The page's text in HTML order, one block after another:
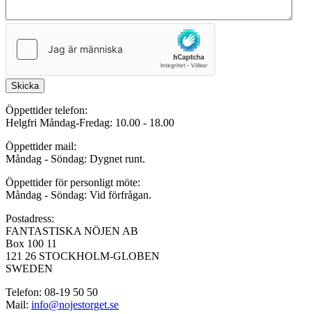
Skicka
Öppettider telefon:
Helgfri Måndag-Fredag: 10.00 - 18.00
Öppettider mail:
Måndag - Söndag: Dygnet runt.
Öppettider för personligt möte:
Måndag - Söndag: Vid förfrågan.
Postadress:
FANTASTISKA NÖJEN AB
Box 100 11
121 26 STOCKHOLM-GLOBEN
SWEDEN
Telefon: 08-19 50 50
Mail: info@nojestorget.se